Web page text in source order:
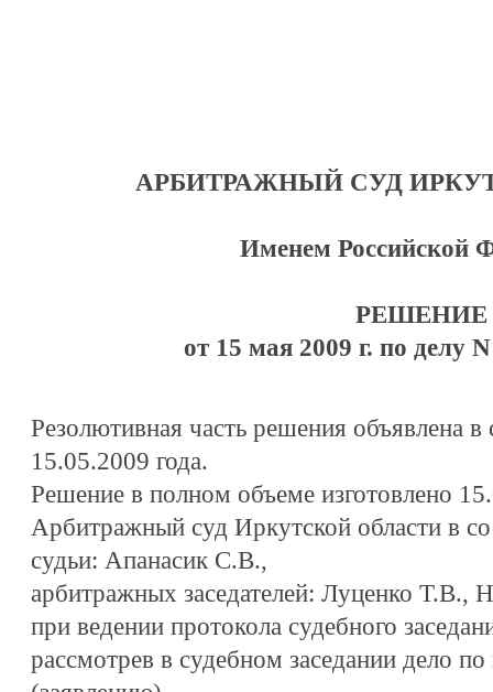
АРБИТРАЖНЫЙ СУД
Именем Российской
РЕШЕНИЕ
от 15 мая 2009 г. по делу
Резолютивная часть решения объявлена в
15.05.2009 года.
Решение в полном объеме изготовлено
Арбитражный суд Иркутской области в
судьи: Апанасик С.В.,
арбитражных заседателей: Луценко Т.В.,
при ведении протокола судебного
рассмотрев в судебном заседании дело